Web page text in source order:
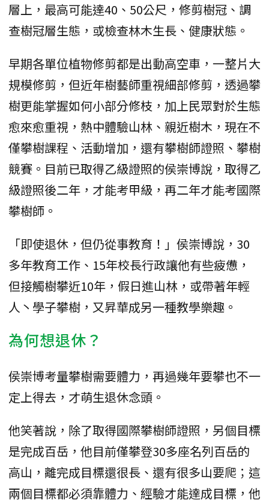
層上，最高可能達40、50公尺，修剪樹冠、調
查樹冠層生態，或檢查林木生長、健康狀態。
早期各單位植物修剪都是出動高空車，一整片大
規模修剪，但近年樹藝師重視細部修剪，透過攀
樹更能掌握如何小部分修枝，加上民眾對於生態
愈來愈重視，熱中體驗山林、親近樹木，現在不
僅攀樹課程、活動增加，還有攀樹師證照、攀樹
競賽。目前已取得乙級證照的侯崇博說，取得乙
級證照後二年，才能考甲級，再二年才能考國際
攀樹師。
「即使退休，但仍從事教育！」侯崇博說，30
多年教育工作、15年校長行政讓他有些疲憊，
但接觸樹攀近10年，假日進山林，或帶著年輕
人丶學子攀樹，又昇華成另一種教學樂趣。
為何想退休？
侯崇博考量攀樹需要體力，再過幾年要攀也不一
定上得去，才萌生退休念頭。
他笑著說，除了取得國際攀樹師證照，另個目標
是完成百岳，他目前僅攀登30多座名列百岳的
高山，離完成目標還很長、還有很多山要爬；這
兩個目標都必須靠體力、經驗才能達成目標，他